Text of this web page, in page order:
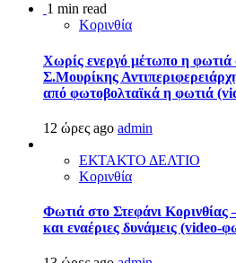
1 min read
Κορινθία
Χωρίς ενεργό μέτωπο η φωτιά
Σ.Μουρίκης
από φωτοβολταϊκά η φωτιά
12 ώρες ago admin
ΕΚΤΑΚΤΟ ΔΕΛΤΙΟ
Κορινθία
Φωτιά στο Στεφάνι Κορινθίας
και εναέριες δυνάμεις (video-